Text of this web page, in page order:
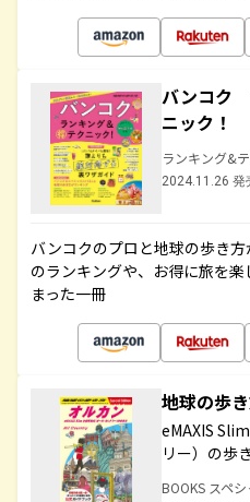
バンコク
ニック！
ランキング&
2024.11.26 発
バンコクのプロと地球の歩き
のランキングや、お得に旅を
まった一冊
地球の歩
eMAXIS
リー）の歩
BOOKS スペ